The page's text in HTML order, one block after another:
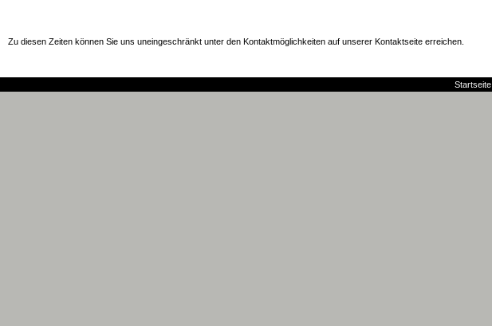
Zu diesen Zeiten können Sie uns uneingeschränkt unter den Kontaktmöglichkeiten auf unserer Kontaktseite erreichen.
Startseite